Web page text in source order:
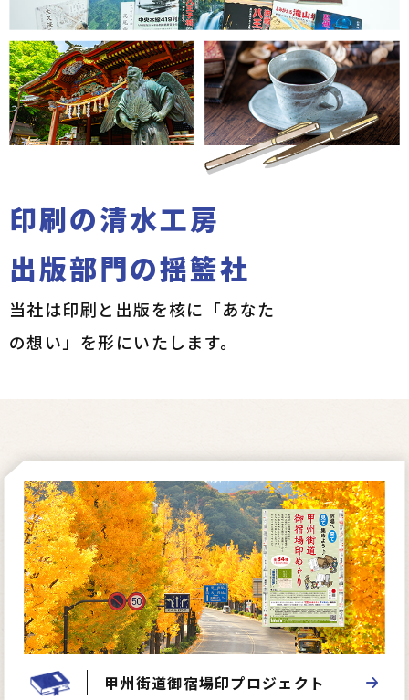
印刷の清水工房
出版部門の揺籃社
当社は印刷と出版を核に 「あなた
の想い」を形にいたします。
甲州街道御宿場印プロジェクト